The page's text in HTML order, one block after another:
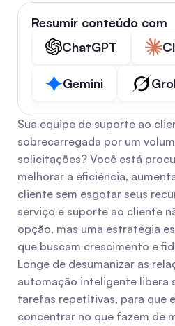
Resumir conteúdo com
ChatGPT
Gemini
Sua equipe de suporte ao
sobrecarregada por um
solicitações? Você está
melhorar a eficiência,
cliente sem esgotar seus
serviço e suporte ao cliente
opção, mas uma estratégia
que buscam crescimento e
Longe de desumanizar as
automação inteligente libera
tarefas repetitivas, para que
concentrar no que fazem de